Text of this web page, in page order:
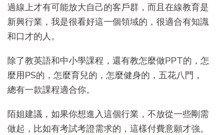
過線上才有可能放大自己的客戶群，而且在線教育是
新興行業，我是很看好這一個領域的，很適合有知識
和口才的人。
除了教英語和中小學課程，還有教怎麼做PPT的，怎
麼用PS的，怎麼育兒的，怎麼健身的，五花八門，
總有一款課程適合你。
陌姐建議，如果你想進入這個行業，不放從一些剛需
做起，比如有考試考證需求的，這樣付費意願才強。